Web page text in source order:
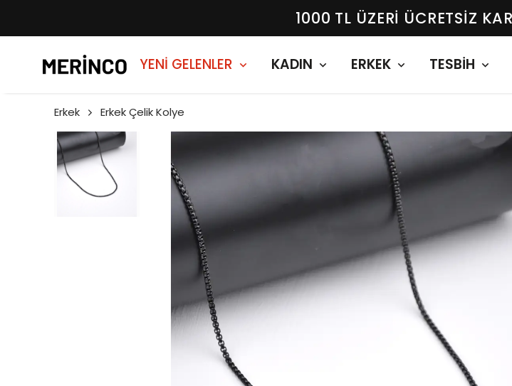
1000 TL ÜZERI ÜCRETSIZ
YENİ GELENLER KADIN ERKEK TESBİH
Erkek Erkek Çelik Kolye